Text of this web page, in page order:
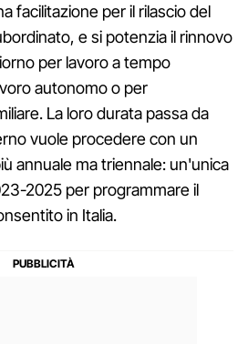
facilitazione per il rilascio del
e si potenzia il rinnovo
per lavoro a tempo
autonomo o per
La loro durata passa da
vuole procedere con un
annuale ma triennale: un'unica
2025 per programmare il
in Italia.